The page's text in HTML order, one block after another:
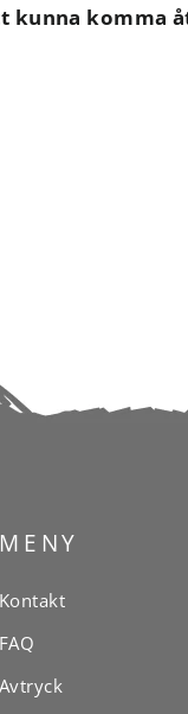
komma
MENY
Kontakt
FAQ
Avtryck